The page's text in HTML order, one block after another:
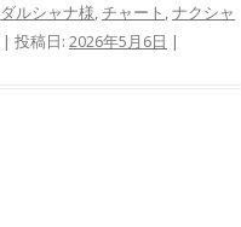
ダルシャナ様,チャート ,ナクシャ
| 投稿日: 2026年5月6日 |